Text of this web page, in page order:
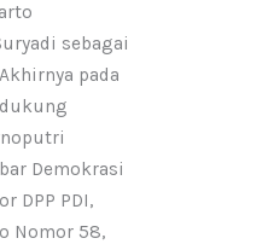
sebagai
pada
Demokrasi
DPP PDI,
Nomor 58,